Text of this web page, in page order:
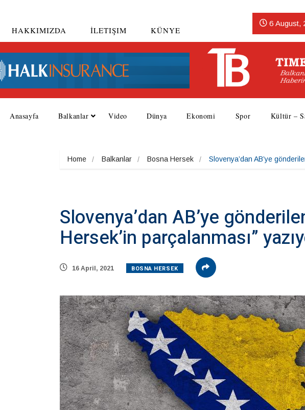
HAKKIMIZDA İLETIŞIM KÜNYE
6 August,
Anasayfa Balkanlar Video Dünya Ekonomi Spor Kültür –
Home Balkanlar Bosna Hersek Slovenya’dan AB’ye
Slovenya’dan AB’ye
Hersek’in parçalanması”
16 April, 2021 BOSNA HERSEK